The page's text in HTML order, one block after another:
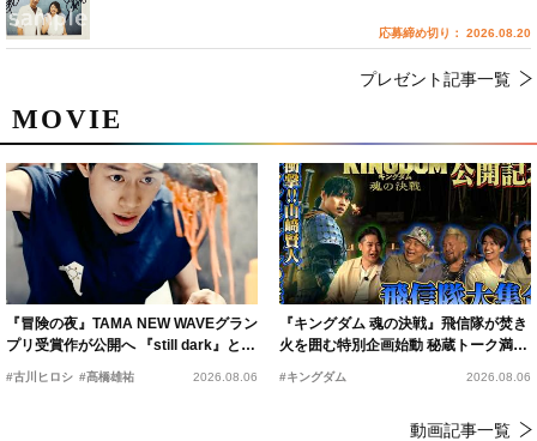
MOVIE
『冒険の夜』TAMA NEW WAVEグラン
プリ受賞作が公開へ 『still dark』と同
#古川ヒロシ #髙橋雄祐 2026.08.06
『キングダム 魂の決戦』飛信隊が焚き
火を囲む特別企画始動 秘蔵トーク満載
#キングダム 2026.08.06
動画記事一覧
応募締め切り： 2026.08.20
プレゼント記事一覧